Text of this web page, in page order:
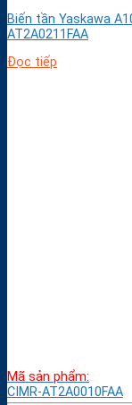
Biến tần Yaskawa
AT2A0211FAA
Đọc tiếp
Mã sản phẩm:
CIMR-AT2A0010FAA